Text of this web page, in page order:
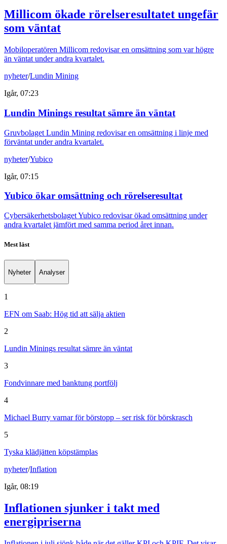
Millicom ökade rörelseresultatet ungefär
som väntat
Mobiloperatören Millicom redovisar en omsättning som var högre
än väntat under andra kvartalet.
nyheter/Lundin Mining
Igår, 07:23
Lundin Minings resultat sämre än väntat
Gruvbolaget Lundin Mining redovisar en omsättning i linje med
förväntat under andra kvartalet.
nyheter/Yubico
Igår, 07:15
Yubico ökar omsättning och rörelseresultat
Cybersäkerhetsbolaget Yubico redovisar ökad omsättning under
andra kvartalet jämfört med samma period året innan.
Mest läst
Nyheter Analyser
1
EFN om Saab: Hög tid att sälja aktien
2
Lundin Minings resultat sämre än väntat
3
Fondvinnare med banktung portfölj
4
Michael Burry varnar för börstopp – ser risk för börskrasch
5
Tyska klädjätten köpstämplas
nyheter/Inflation
Igår, 08:19
Inflationen sjunker i takt med
energipriserna